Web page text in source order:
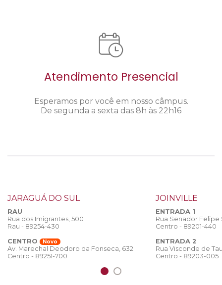
Atendimento Presencial
Esperamos por você em nosso câmpus.
De segunda a sexta das 8h às 22h16
JARAGUÁ DO SUL
RAU
Rua dos Imigrantes, 500
Rau - 89254-430
CENTRO
Novo
Av. Marechal Deodoro da Fonseca, 632
Centro - 89251-700
JOINVILLE
ENTRADA 1
Rua Senador
Centro - 89201-440
ENTRADA 2
Rua Visconde de
Centro - 89203-005